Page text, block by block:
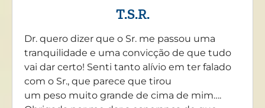
T.S.R.
Dr. quero dizer que o Sr. me passou uma
tranquilidade e uma convicção de que tudo
vai dar certo! Senti tanto alívio em ter falado
com o Sr., que parece que tirou
um peso muito grande de cima de mim….